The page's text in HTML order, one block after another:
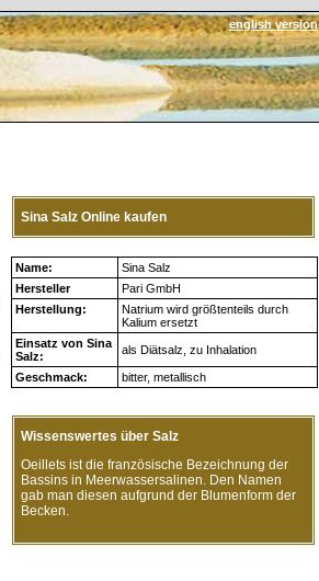
english version
Sina Salz Online kaufen
Name:
Sina Salz
Hersteller
Pari GmbH
Herstellung:
Natrium wird größtenteils durch
Kalium ersetzt
Einsatz von Sina
Salz:
als Diätsalz, zu Inhalation
Geschmack: bitter, metallisch
Wissenswertes über Salz
Oeillets ist die französische Bezeichnung der
Bassins in Meerwassersalinen. Den Namen
gab man diesen aufgrund der Blumenform der
Becken.